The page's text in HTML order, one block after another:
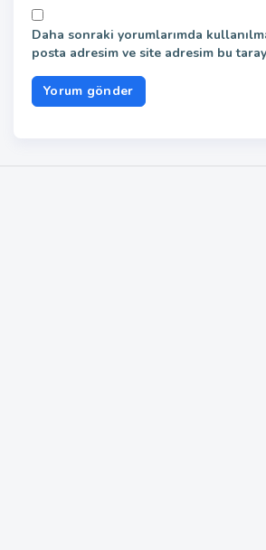
Daha sonraki yorumlarımda
posta adresim ve site adresim bu